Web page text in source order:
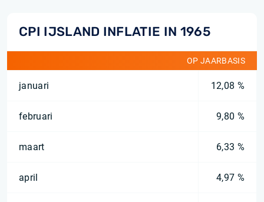
CPI IJSLAND INFLATIE IN 1965
OP JAARBASIS
januari 12,08 %
februari 9,80 %
maart 6,33 %
april 4,97 %